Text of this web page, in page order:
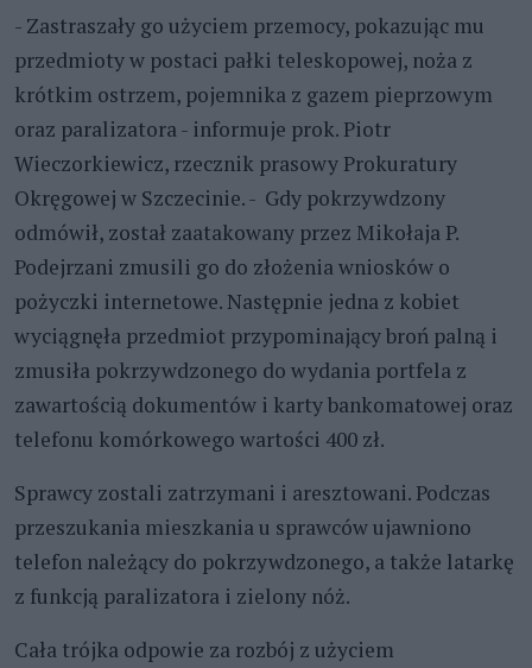
- Zastraszały go użyciem przemocy, pokazując mu
przedmioty w postaci pałki teleskopowej, noża z
krótkim ostrzem, pojemnika z gazem pieprzowym
oraz paralizatora - informuje prok. Piotr
Wieczorkiewicz, rzecznik prasowy Prokuratury
Okręgowej w Szczecinie. - Gdy pokrzywdzony
odmówił, został zaatakowany przez Mikołaja P.
Podejrzani zmusili go do złożenia wniosków o
pożyczki internetowe. Następnie jedna z kobiet
wyciągnęła przedmiot przypominający broń palną i
zmusiła pokrzywdzonego do wydania portfela z
zawartością dokumentów i karty bankomatowej oraz
telefonu komórkowego wartości 400 zł.
Sprawcy zostali zatrzymani i aresztowani. Podczas
przeszukania mieszkania u sprawców ujawniono
telefon należący do pokrzywdzonego, a także latarkę
z funkcją paralizatora i zielony nóż.
Cała trójka odpowie za rozbój z użyciem